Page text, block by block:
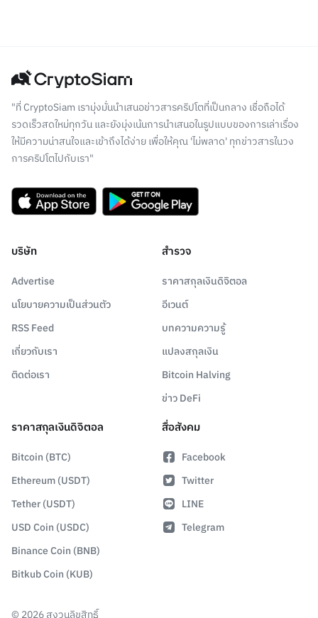
"ที่ CryptoSiam เรามุ่งมั่นนำเสนอข่าวสารคริปโตที่เป็นกลาง เชื่อถือได้
รวดเร็วสดใหม่ทุกวัน และยังมุ่งเน้นการนำเสนอในรูปแบบของการเล่าเรื่อง
ให้มีความน่าสนใจและเข้าถึงได้ง่าย เพื่อให้คุณ 'ไม่พลาด' ทุกข่าวสารในวง
การคริปโตไปกับเรา"
บริษัท
Advertise
นโยบายความเป็นส่วนตัว
RSS Feed
เกี่ยวกับเรา
ติดต่อเรา
สำรวจ
ราคาสกุลเงินดิจิตอล
อีเวนต์
บทความความรู้
แปลงสกุลเงิน
Bitcoin Halving
ข่าว DeFi
ราคาสกุลเงินดิจิตอล
Bitcoin (BTC)
Ethereum (USDT)
Tether (USDT)
USD Coin (USDC)
Binance Coin (BNB)
Bitkub Coin (KUB)
สื่อสังคม
Facebook
Twitter
LINE
Telegram
© 2026สงวนลิขสิทธิ์